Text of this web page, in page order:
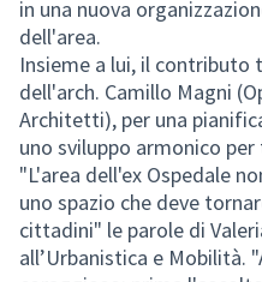
in una nuova
dell'area.
Insieme a lui, il
dell'arch. Camillo Magni
Architetti), per una
uno sviluppo armonico
"L'area dell'ex Ospedale
uno spazio che deve
cittadini" le parole di
all’Urbanistica e Mobilità.